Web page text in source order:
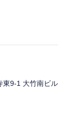
東9-1 大竹南ビル